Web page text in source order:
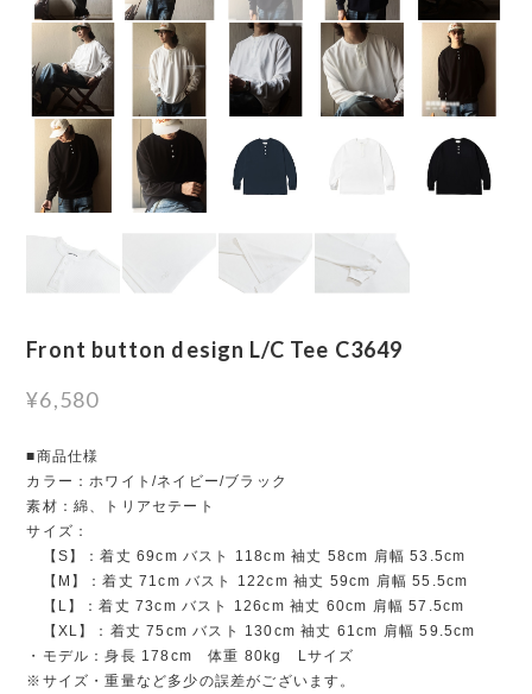
Front button design L/C Tee C3649
¥6,580
■商品仕様
カラー：ホワイト/ネイビー/ブラック
素材：綿、トリアセテート
サイズ：
【S】：着丈 69cm バスト 118cm 袖丈 58cm 肩幅 53.5cm
【M】：着丈 71cm バスト 122cm 袖丈 59cm 肩幅 55.5cm
【L】：着丈 73cm バスト 126cm 袖丈 60cm 肩幅 57.5cm
【XL】：着丈 75cm バスト 130cm 袖丈 61cm 肩幅 59.5cm
・モデル：身長 178cm 体重 80kg Lサイズ
※サイズ・重量など多少の誤差がございます。